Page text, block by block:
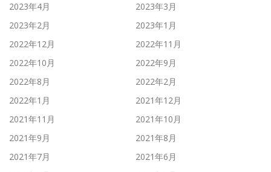
2023年4月
2023年3月
2023年2月
2023年1月
2022年12月
2022年11月
2022年10月
2022年9月
2022年8月
2022年2月
2022年1月
2021年12月
2021年11月
2021年10月
2021年9月
2021年8月
2021年7月
2021年6月